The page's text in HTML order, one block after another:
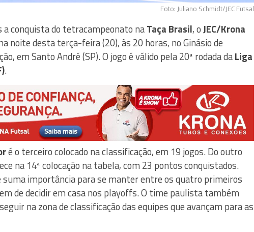
Foto: Juliano Schmidt/JEC Futsal
conquista do tetracampeonato naTaça Brasil, oJEC/Krona
noite desta terça-feira (20), às 20 horas, no Ginásio de
em Santo André (SP). O jogo é válido pela 20ª rodada daLiga
.
é o terceiro colocado na classificação, em 19 jogos. Do outro
na 14ª colocação na tabela, com 23 pontos conquistados.
suma importância para se manter entre os quatro primeiros
de decidir em casa nos playoffs. O time paulista também
na zona de classificação das equipes que avançam para as